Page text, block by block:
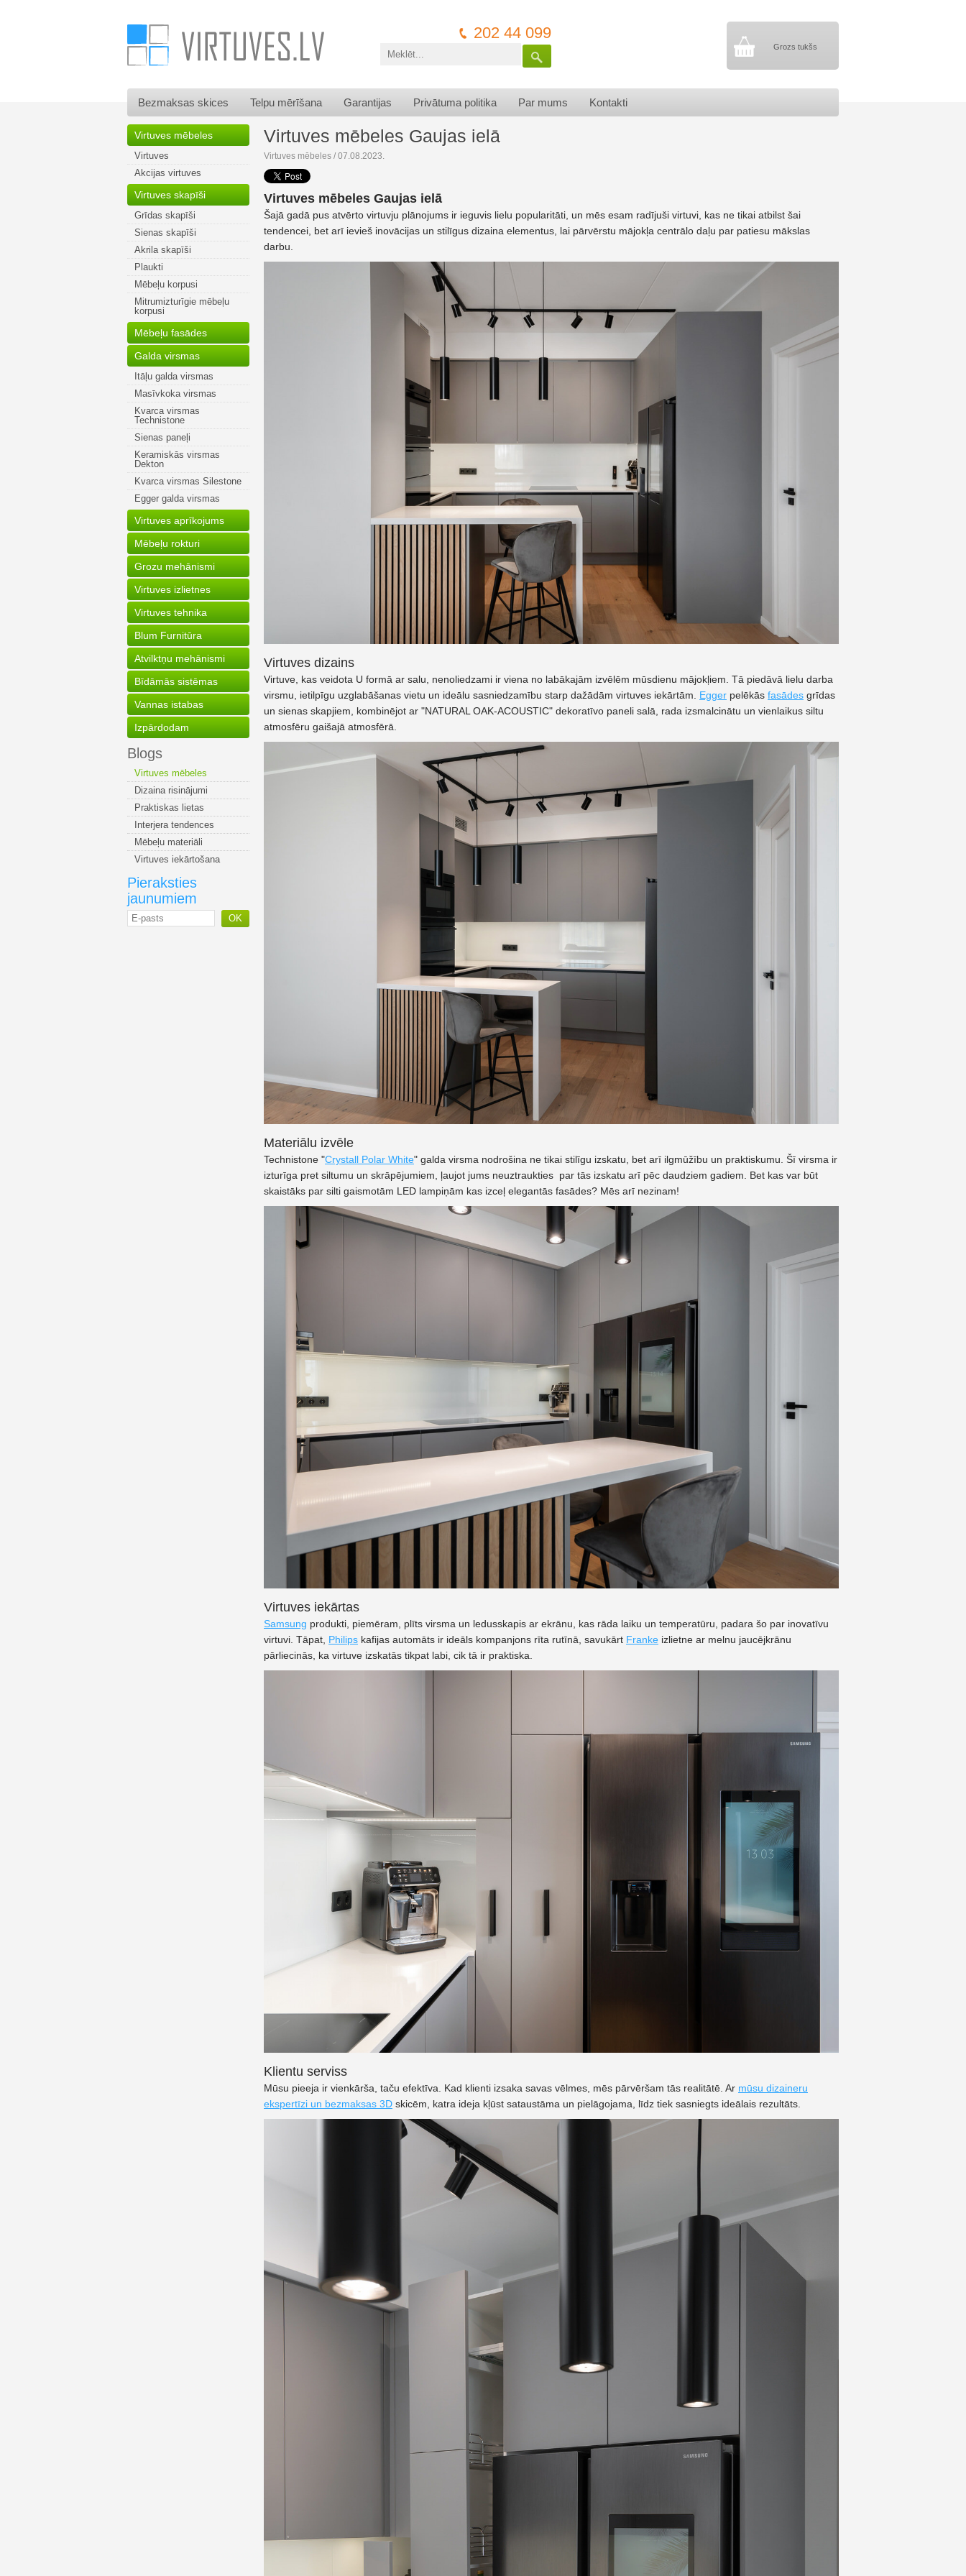
Grozs tukšs
202 44 099
Bezmaksas skices Telpu mērīšana Garantijas Privātuma politika Par mums Kontakti
Virtuves mēbeles
Virtuves
Akcijas virtuves
Virtuves skapīši
Grīdas skapīši
Sienas skapīši
Akrila skapīši
Plaukti
Mēbeļu korpusi
Mitrumizturīgie mēbeļu
korpusi
Mēbeļu fasādes
Galda virsmas
Itāļu galda virsmas
Masīvkoka virsmas
Kvarca virsmas
Technistone
Sienas paneļi
Keramiskās virsmas
Dekton
Kvarca virsmas Silestone
Egger galda virsmas
Virtuves aprīkojums
Mēbeļu rokturi
Grozu mehānismi
Virtuves izlietnes
Virtuves tehnika
Blum Furnitūra
Atvilktņu mehānismi
Bīdāmās sistēmas
Vannas istabas
Izpārdodam
Blogs
Virtuves mēbeles
Dizaina risinājumi
Praktiskas lietas
Interjera tendences
Mēbeļu materiāli
Virtuves iekārtošana
Pieraksties
jaunumiem
OK
Virtuves mēbeles Gaujas ielā
Virtuves mēbeles / 07.08.2023.
Virtuves mēbeles Gaujas ielā
Šajā gadā pus atvērto virtuvju plānojums ir ieguvis lielu popularitāti, un mēs esam radījuši virtuvi, kas ne tikai atbilst šai
tendencei, bet arī ievieš inovācijas un stilīgus dizaina elementus, lai pārvērstu mājokļa centrālo daļu par patiesu mākslas
darbu.
Virtuves dizains
Virtuve, kas veidota U formā ar salu, nenoliedzami ir viena no labākajām izvēlēm mūsdienu mājokļiem. Tā piedāvā lielu darba
virsmu, ietilpīgu uzglabāšanas vietu un ideālu sasniedzamību starp dažādām virtuves iekārtām. Egger pelēkās fasādes grīdas
un sienas skapjiem, kombinējot ar "NATURAL OAK-ACOUSTIC" dekoratīvo paneli salā, rada izsmalcinātu un vienlaikus siltu
atmosfēru gaišajā atmosfērā.
Materiālu izvēle
Technistone "Crystall Polar White" galda virsma nodrošina ne tikai stilīgu izskatu, bet arī ilgmūžību un praktiskumu. Šī virsma ir
izturīga pret siltumu un skrāpējumiem, ļaujot jums neuztraukties par tās izskatu arī pēc daudziem gadiem. Bet kas var būt
skaistāks par silti gaismotām LED lampiņām kas izceļ elegantās fasādes? Mēs arī nezinam!
Virtuves iekārtas
Samsung produkti, piemēram, plīts virsma un ledusskapis ar ekrānu, kas rāda laiku un temperatūru, padara šo par inovatīvu
virtuvi. Tāpat, Philips kafijas automāts ir ideāls kompanjons rīta rutīnā, savukārt Franke izlietne ar melnu jaucējkrānu
pārliecinās, ka virtuve izskatās tikpat labi, cik tā ir praktiska.
Klientu serviss
Mūsu pieeja ir vienkārša, taču efektīva. Kad klienti izsaka savas vēlmes, mēs pārvēršam tās realitātē. Ar mūsu dizaineru
ekspertīzi un bezmaksas 3D skicēm, katra ideja kļūst sataustāma un pielāgojama, līdz tiek sasniegts ideālais rezultāts.